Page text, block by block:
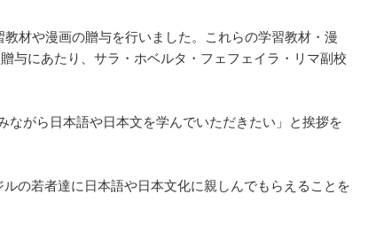
材や漫画の贈与を行いました。これらの学習教材・漫
与にあたり、サラ・ホベルタ・フェフェイラ・リマ副校
がら日本語や日本文を学んでいただきたい」と挨拶を
の若者達に日本語や日本文化に親しんでもらえることを